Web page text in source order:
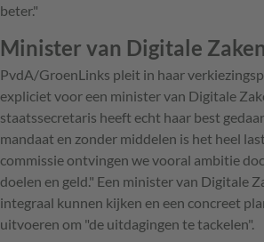
beter."
Minister van Digitale Zaken
PvdA/GroenLinks pleit in haar
expliciet voor een minister van Digitale
staatssecretaris heeft echt haar best
mandaat en zonder middelen is het heel
commissie ontvingen we vooral ambitie
doelen en geld." Een minister van Digitale
integraal kunnen kijken en een concreet
uitvoeren om "de uitdagingen te tackelen".